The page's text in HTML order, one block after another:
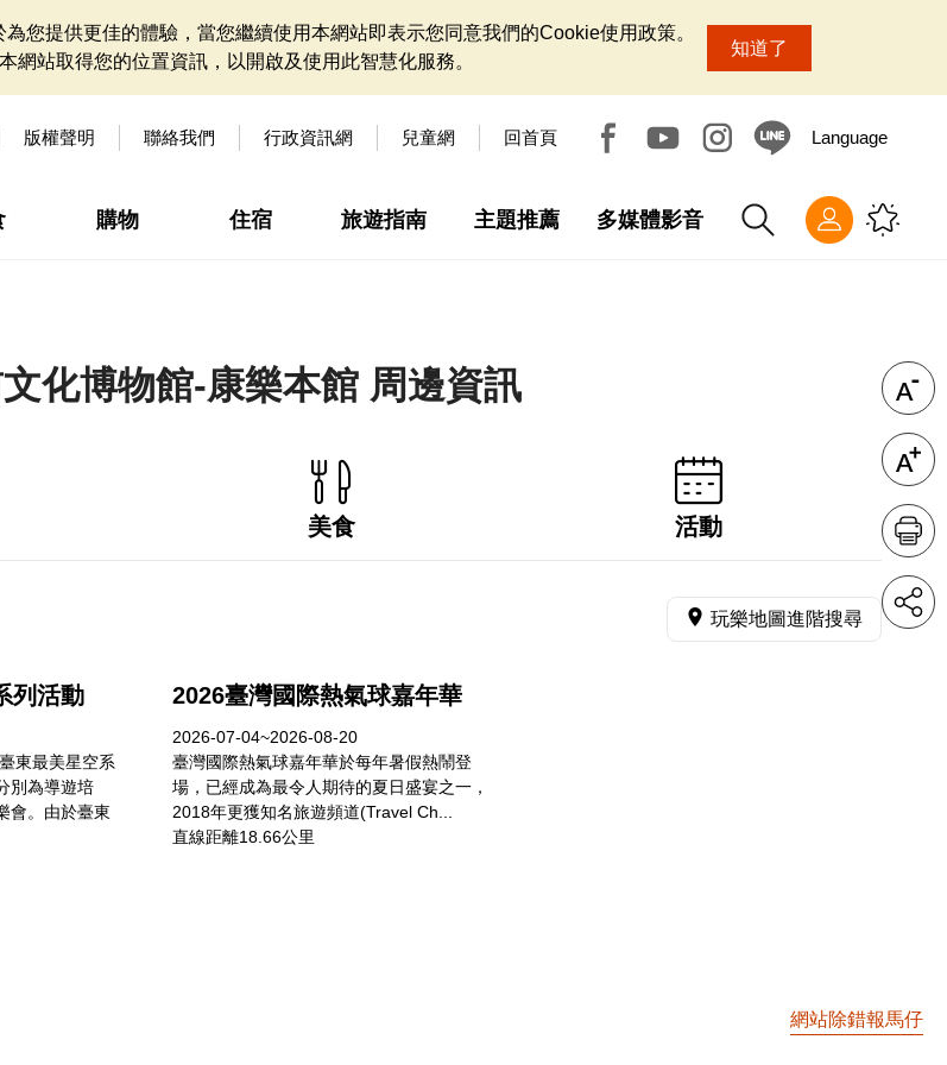
您提供更佳的體驗，當您繼續使用本網站即表示您同意我們的Cookie使用政策。
站取得您的位置資訊，以開啟及使用此智慧化服務。
知道了
版權聲明 聯絡我們 行政資訊網 兒童網 回首頁 Language
購物 住宿 旅遊指南 主題推薦 多媒體影音
化博物館-康樂本館 周邊資訊
美食 活動
玩樂地圖進階搜尋
列活動
東最美星空系
別為導遊培
會。由於臺東
2026臺灣國際熱氣球嘉年華
2026-07-04~2026-08-20
臺灣國際熱氣球嘉年華於每年暑假熱鬧登
場，已經成為最令人期待的夏日盛宴之一，
2018年更獲知名旅遊頻道(Travel Ch...
直線距離18.66公里
網站除錯報馬仔